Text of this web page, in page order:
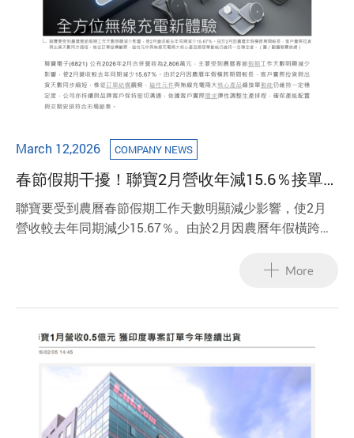
March 12,2026 COMPANY NEWS
春節假期干擾！聯寶2月營收年減15.6％接單
動能仍穩
聯寶要受到農曆春節假期工作天數明顯減少影響，使2月
營收較去年同期減少15.67％。由於2月因農曆年假橫跨期
構觀察，磁性元件與無線充電兩大核心產品線接單動能仍
More